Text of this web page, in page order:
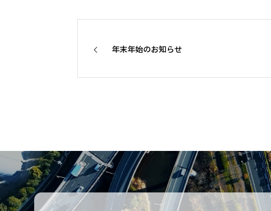
年末年始のお知らせ